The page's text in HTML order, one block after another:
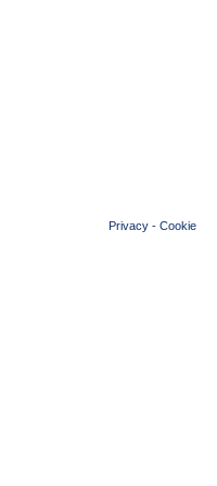
Privacy - Cookie